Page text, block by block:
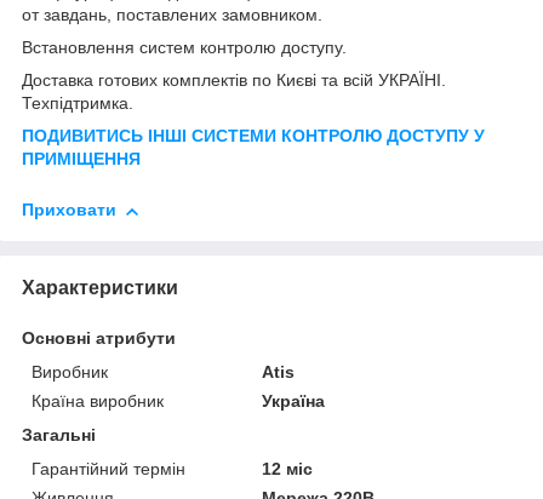
от завдань, поставлених замовником.
Встановлення систем контролю доступу.
Доставка готових комплектів по Києві та всій УКРАЇНІ.
Техпідтримка.
ПОДИВИТИСЬ ІНШІ СИСТЕМИ КОНТРОЛЮ ДОСТУПУ У
ПРИМІЩЕННЯ
Приховати
Характеристики
Основні атрибути
Виробник
Atis
Країна виробник
Україна
Загальні
Гарантійний термін
12 міс